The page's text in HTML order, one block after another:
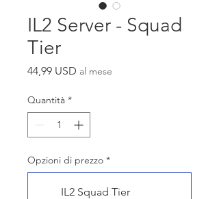
IL2 Server - Squad
Tier
44,99 USD Prezzo
al mese
Quantità *
Opzioni di prezzo *
IL2 Squad Tier